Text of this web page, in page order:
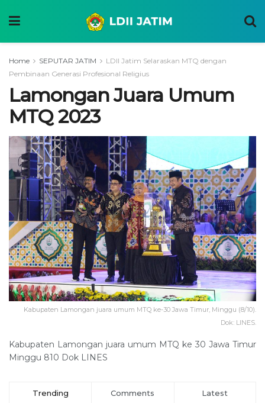
Home SEPUTAR JATIM
LDII Jatim Selaraskan MTQ dengan
Pembinaan Generasi Profesional Religius
Lamongan Juara Umum
MTQ 2023
Kabupaten Lamongan juara umum MTQ ke-30 Jawa Timur, Minggu (8/10).
Dok: LINES.
Kabupaten Lamongan juara umum MTQ ke 30 Jawa Timur
Minggu 810 Dok LINES
Trending Comments Latest